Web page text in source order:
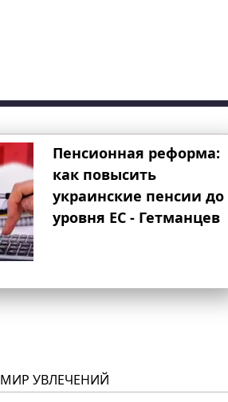
Пенсионная реформа:
как повысить
украинские пенсии до
уровня ЕС - Гетманцев
МИР УВЛЕЧЕНИЙ